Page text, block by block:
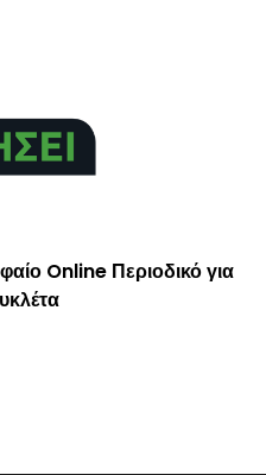
Online Περιοδικό για